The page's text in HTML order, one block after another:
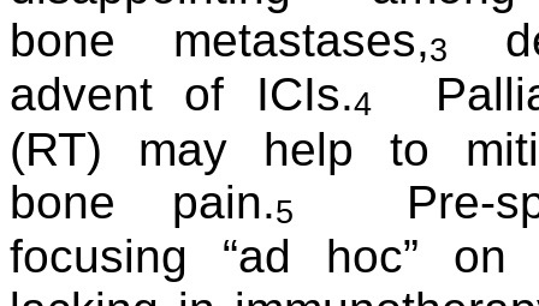
bone metastases,3
advent of ICIs.4
(RT) may help to
bone pain.5
Pre-
focusing “ad hoc” on